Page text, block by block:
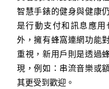
智慧手錶的健身與健康
是行動支付和訊息應
外，擁有蜂窩連網功能
重視，新用戶則是透過
現，例如：串流音樂或
其更受到歡迎。